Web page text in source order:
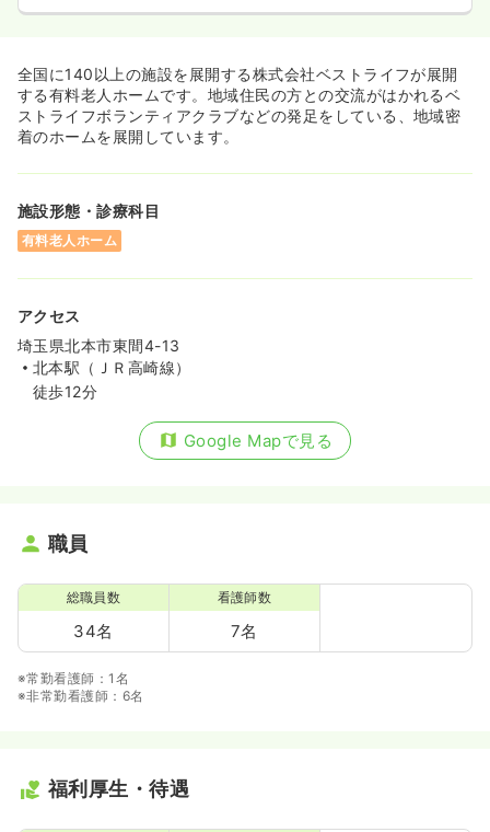
全国に140以上の施設を展開する株式会社ベストライフが展開
する有料老人ホームです。地域住民の方との交流がはかれるベ
ストライフボランティアクラブなどの発足をしている、地域密
着のホームを展開しています。
施設形態・診療科目
有料老人ホーム
アクセス
埼玉県北本市東間4-13
北本駅（ＪＲ高崎線）
徒歩12分
Google Mapで見る
職員
総職員数
34名
看護師数
7名
※常勤看護師：1名
※非常勤看護師：6名
福利厚生・待遇